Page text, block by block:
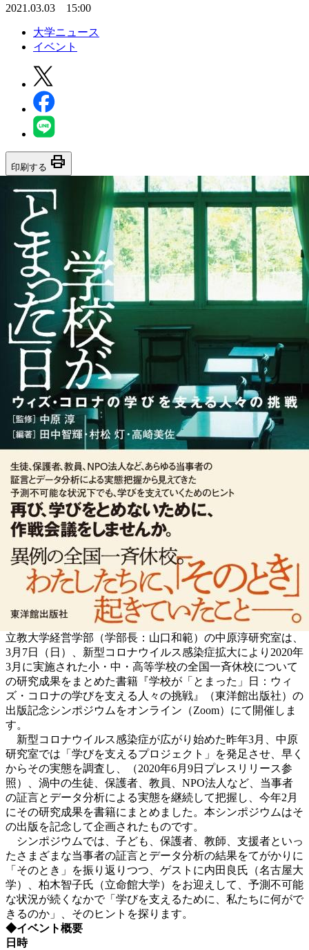
2021.03.03 15:00
大学ニュース
イベント
印刷する print
立教大学経営学部（学部長：山口和範）の中原淳研究室は、
3月7日（日）、新型コロナウイルス感染症拡大により2020年
3月に実施された小・中・高等学校の全国一斉休校について
の研究成果をまとめた書籍『学校が「とまった」日：ウィ
ズ・コロナの学びを支える人々の挑戦』（東洋館出版社）の
出版記念シンポジウムをオンライン（Zoom）にて開催しま
す。
新型コロナウイルス感染症が広がり始めた昨年3月、中原
研究室では「学びを支えるプロジェクト」を発足させ、早く
からその実態を調査し、（2020年6月9日プレスリリース参
照）、渦中の生徒、保護者、教員、NPO法人など、当事者
の証言とデータ分析による実態を継続して把握し、今年2月
にその研究成果を書籍にまとめました。本シンポジウムはそ
の出版を記念して企画されたものです。
シンポジウムでは、子ども、保護者、教師、支援者といっ
たさまざまな当事者の証言とデータ分析の結果をてがかりに
「そのとき」を振り返りつつ、ゲストに内田良氏（名古屋大
学）、柏木智子氏（立命館大学）をお迎えして、予測不可能
な状況が続くなかで「学びを支えるために、私たちに何がで
きるのか」、そのヒントを探ります。
◆イベント概要
日時